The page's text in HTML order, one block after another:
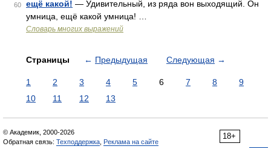
60 ещё какой! — Удивительный, из ряда вон выходящий. Он
умница, ещё какой умница! …
Словарь многих выражений
Страницы ← Предыдущая Следующая →
1 2 3 4 5 6 7 8
9
10
11 12 13
18+
© Академик, 2000-2026
Обратная связь: Техподдержка Реклама на сайте